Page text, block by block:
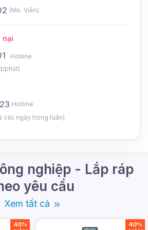
Nghệ Chiếu
(Ms. Tuyền)
nại
Hotline
phút)
Hotline
các ngày trong tuần)
nghiệp - Lắp ráp
yêu cầu
Xem tất cả
40%
40%